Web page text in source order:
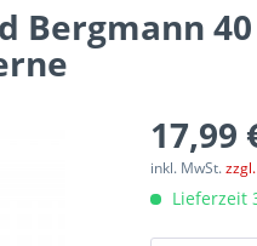
Bergmann
17,99
inkl. MwSt.
Lieferzeit